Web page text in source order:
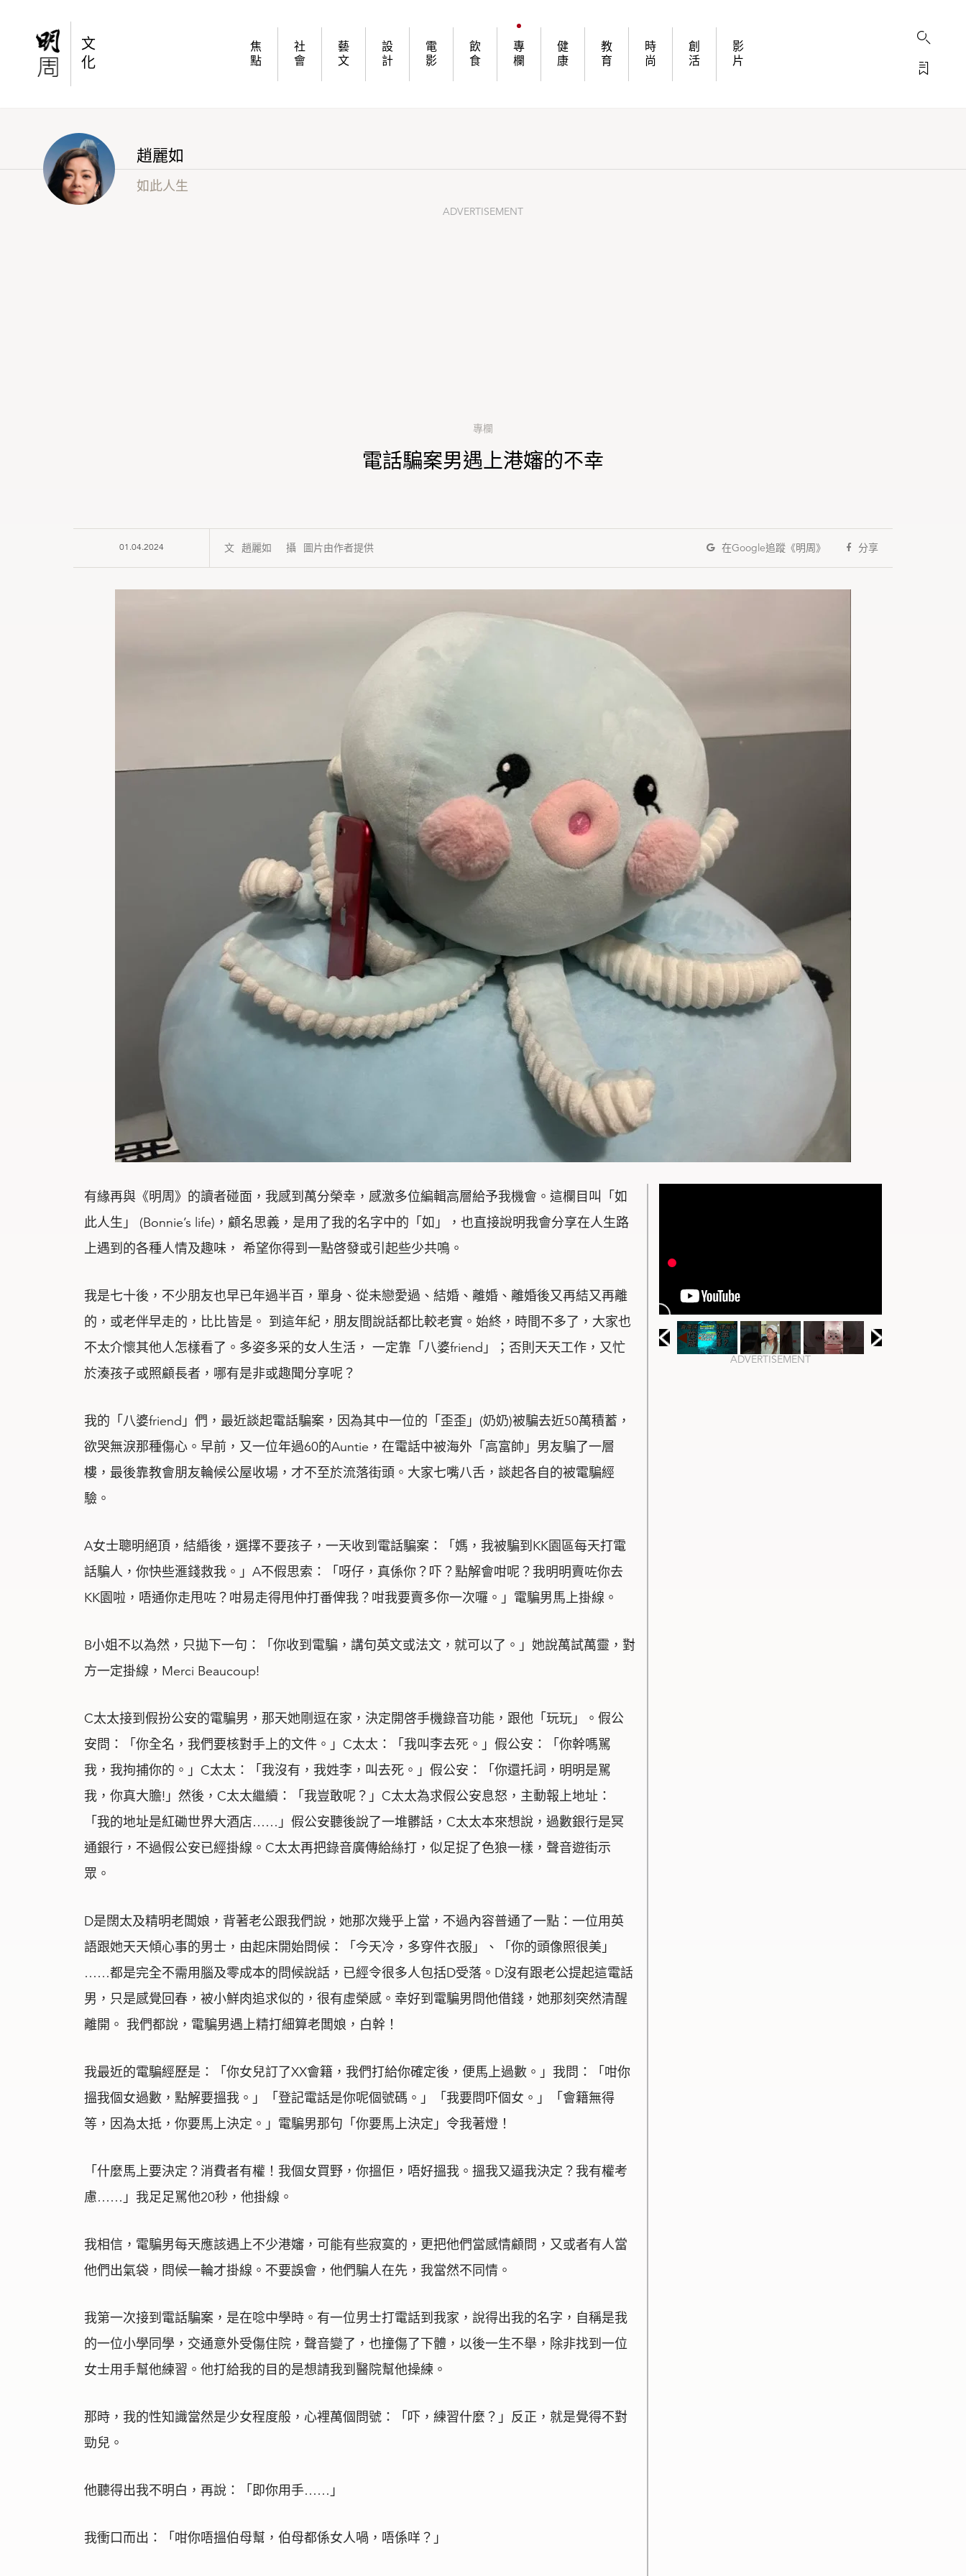
文
化
焦
點
社
會
藝
文
設
計
電
影
飲
食
專
欄
健
康
教
育
時
尚
創
活
影
片
趙麗如
如此人生
ADVERTISEMENT
專欄
電話騙案男遇上港嬸的不幸
01.04.2024 趙麗如 圖片由作者提供 在Google追蹤《明周》 分享
有緣再與《明周》的讀者碰面，我感到萬分榮幸，感激多位編輯高層給予我機會。這欄目叫「如
此人生」 (Bonnie’s life)，顧名思義，是用了我的名字中的「如」，也直接說明我會分享在人生路
上遇到的各種人情及趣味， 希望你得到一點啓發或引起些少共鳴。
我是七十後，不少朋友也早已年過半百，單身、從未戀愛過、結婚、離婚、離婚後又再結又再離
的，或老伴早走的，比比皆是。 到這年紀，朋友間說話都比較老實。始終，時間不多了，大家也
不太介懷其他人怎樣看了。多姿多采的女人生活， 一定靠「八婆friend」；否則天天工作，又忙
於湊孩子或照顧長者，哪有是非或趣聞分享呢？
我的「八婆friend」們，最近談起電話騙案，因為其中一位的「歪歪」(奶奶)被騙去近50萬積蓄，
欲哭無淚那種傷心。早前，又一位年過60的Auntie，在電話中被海外「高富帥」男友騙了一層
樓，最後靠教會朋友輪候公屋收場，才不至於流落街頭。大家七嘴八舌，談起各自的被電騙經
驗。
A女士聰明絕頂，結緍後，選擇不要孩子，一天收到電話騙案：「媽，我被騙到KK園區每天打電
話騙人，你快些滙錢救我。」A不假思索：「呀仔，真係你？吓？點解會咁呢？我明明賣咗你去
KK園啦，唔通你走甩咗？咁易走得甩仲打番俾我？咁我要賣多你一次囉。」電騙男馬上掛線。
B小姐不以為然，只拋下一句：「你收到電騙，講句英文或法文，就可以了。」她說萬試萬靈，對
方一定掛線，Merci Beaucoup!
C太太接到假扮公安的電騙男，那天她剛逗在家，決定開啓手機錄音功能，跟他「玩玩」。假公
安問：「你全名，我們要核對手上的文件。」C太太：「我叫李去死。」假公安：「你幹嗎駡
我，我拘捕你的。」C太太：「我沒有，我姓李，叫去死。」假公安：「你還托詞，明明是駡
我，你真大膽!」然後，C太太繼續：「我豈敢呢？」C太太為求假公安息怒，主動報上地址：
「我的地址是紅磡世界大酒店……」假公安聽後說了一堆髒話，C太太本來想說，過數銀行是冥
通銀行，不過假公安已經掛線。C太太再把錄音廣傳給絲打，似足捉了色狼一樣，聲音遊街示
眾。
D是闊太及精明老闆娘，背著老公跟我們說，她那次幾乎上當，不過內容普通了一點：一位用英
語跟她天天傾心事的男士，由起床開始問候：「今天冷，多穿件衣服」、「你的頭像照很美」
……都是完全不需用腦及零成本的問候說話，已經令很多人包括D受落。D沒有跟老公提起這電話
男，只是感覺回春，被小鮮肉追求似的，很有虛榮感。幸好到電騙男問他借錢，她那刻突然清醒
離開。 我們都說，電騙男遇上精打細算老闆娘，白幹！
我最近的電騙經歷是：「你女兒訂了XX會籍，我們打給你確定後，便馬上過數。」我問：「咁你
搵我個女過數，點解要搵我。」「登記電話是你呢個號碼。」「我要問吓個女。」「會籍無得
等，因為太抵，你要馬上決定。」電騙男那句「你要馬上決定」令我著燈！
「什麼馬上要決定？消費者有權！我個女買野，你搵佢，唔好搵我。搵我又逼我決定？我有權考
慮……」我足足駡他20秒，他掛線。
我相信，電騙男每天應該遇上不少港嬸，可能有些寂寞的，更把他們當感情顧問，又或者有人當
他們出氣袋，問候一輪才掛線。不要誤會，他們騙人在先，我當然不同情。
我第一次接到電話騙案，是在唸中學時。有一位男士打電話到我家，說得出我的名字，自稱是我
的一位小學同學，交通意外受傷住院，聲音變了，也撞傷了下體，以後一生不舉，除非找到一位
女士用手幫他練習。他打給我的目的是想請我到醫院幫他操練。
那時，我的性知識當然是少女程度般，心裡萬個問號：「吓，練習什麼？」反正，就是覺得不對
勁兒。
他聽得出我不明白，再說：「即你用手……」
我衝口而出：「咁你唔搵伯母幫，伯母都係女人喎，唔係咩？」
ADVERTISEMENT